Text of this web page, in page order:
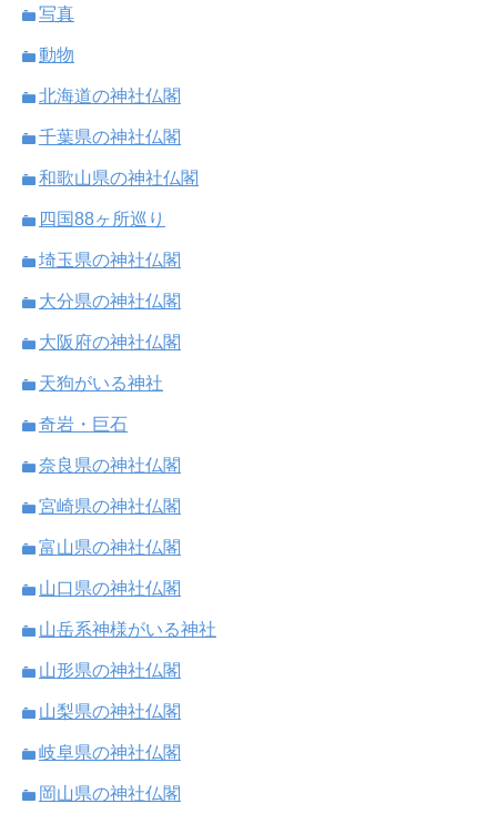
写真
動物
北海道の神社仏閣
千葉県の神社仏閣
和歌山県の神社仏閣
四国88ヶ所巡り
埼玉県の神社仏閣
大分県の神社仏閣
大阪府の神社仏閣
天狗がいる神社
奇岩・巨石
奈良県の神社仏閣
宮崎県の神社仏閣
富山県の神社仏閣
山口県の神社仏閣
山岳系神様がいる神社
山形県の神社仏閣
山梨県の神社仏閣
岐阜県の神社仏閣
岡山県の神社仏閣